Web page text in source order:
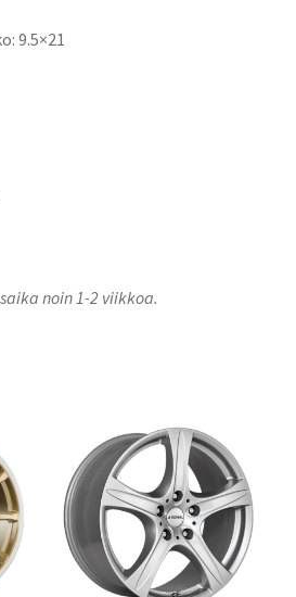
9.5×21
noin 1-2 viikkoa.